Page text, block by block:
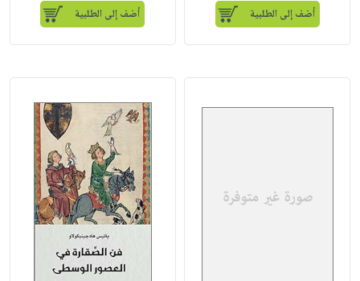
أضف إلى الطلبية أضف إلى الطلبية